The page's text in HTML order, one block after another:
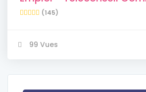
(145)
99 Vues